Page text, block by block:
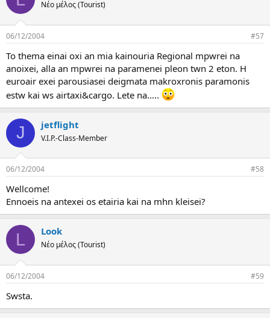
Νέο μέλος (Tourist)
06/12/2004 #57
To thema einai oxi an mia kainouria Regional mpwrei na
anoixei, alla an mpwrei na paramenei pleon twn 2 eton. H
euroair exei parousiasei deigmata makroxronis paramonis
estw kai ws airtaxi&cargo. Lete na.....
J jetflight
V.I.P.-Class-Member
06/12/2004 #58
Wellcome!
Ennoeis na antexei os etairia kai na mhn kleisei?
L Look
Νέο μέλος (Tourist)
06/12/2004 #59
Swsta.